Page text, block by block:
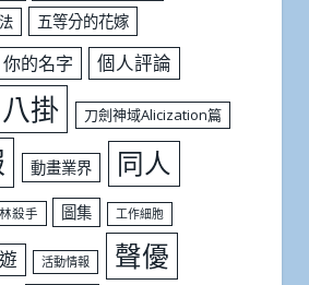
五等分的花嫁
你的名字 個人評論
八掛 刀劍神域Alicization篇
動畫業界 同人
殺手 圖集 工作細胞
活動情報 聲優